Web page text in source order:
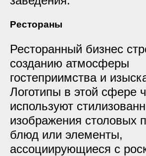
Рестораны
Ресторанный бизнес
созданию атмосферы
гостеприимства и
Логотипы в этой сфере
используют
изображения столовых
блюд или элементы,
ассоциирующиеся с